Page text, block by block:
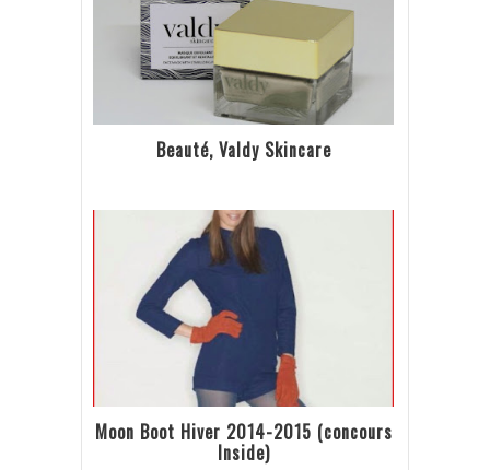
Beauté, Valdy Skincare
Moon Boot Hiver 2014-2015 (concours
Inside)